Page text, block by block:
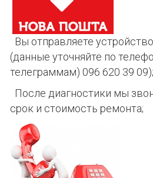
Вы отправляете
(данные уточняйте по
телеграммам) 096 620 39 09);
После диагностики мы
срок и стоимость ремонта;